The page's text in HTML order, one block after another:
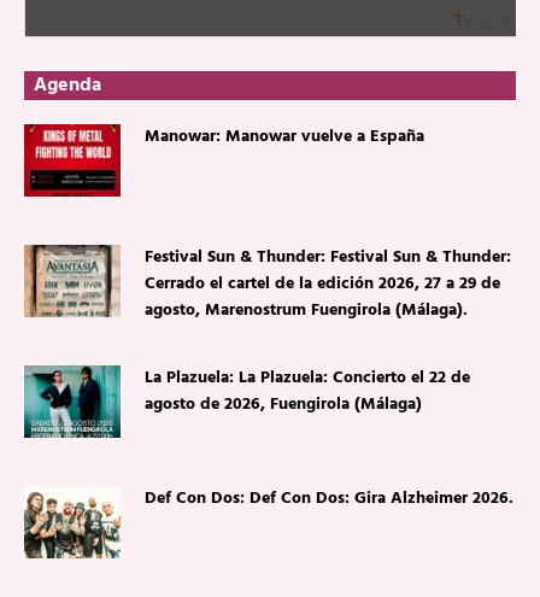
Agenda
Manowar: Manowar vuelve a España
Festival Sun & Thunder: Festival Sun & Thunder:
Cerrado el cartel de la edición 2026, 27 a 29 de
agosto, Marenostrum Fuengirola (Málaga).
La Plazuela: La Plazuela: Concierto el 22 de
agosto de 2026, Fuengirola (Málaga)
Def Con Dos: Def Con Dos: Gira Alzheimer 2026.